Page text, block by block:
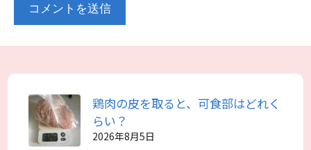
鶏肉の皮を取ると、可食部はどれく
らい？
2026年8月5日